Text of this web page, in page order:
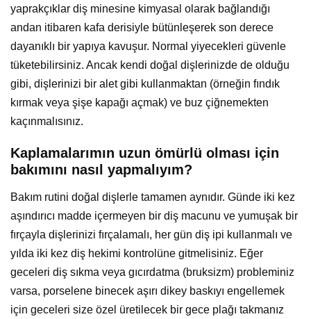
yaprakçıklar diş minesine kimyasal olarak bağlandığı
andan itibaren kafa derisiyle bütünleşerek son derece
dayanıklı bir yapıya kavuşur. Normal yiyecekleri güvenle
tüketebilirsiniz. Ancak kendi doğal dişlerinizde de olduğu
gibi, dişlerinizi bir alet gibi kullanmaktan (örneğin fındık
kırmak veya şişe kapağı açmak) ve buz çiğnemekten
kaçınmalısınız.
Kaplamalarımın uzun ömürlü olması için
bakımını nasıl yapmalıyım?
Bakım rutini doğal dişlerle tamamen aynıdır. Günde iki kez
aşındırıcı madde içermeyen bir diş macunu ve yumuşak bir
fırçayla dişlerinizi fırçalamalı, her gün diş ipi kullanmalı ve
yılda iki kez diş hekimi kontrolüne gitmelisiniz. Eğer
geceleri diş sıkma veya gıcırdatma (bruksizm) probleminiz
varsa, porselene binecek aşırı dikey baskıyı engellemek
için geceleri size özel üretilecek bir gece plağı takmanız